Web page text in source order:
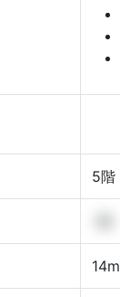
5階
14m